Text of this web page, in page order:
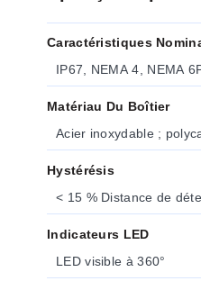
Caractéristiques
IP67, NEMA 4, NEMA
Matériau Du Boîtier
Acier inoxydable ;
Hystérésis
< 15 % Distance de
Indicateurs LED
LED visible à 360°